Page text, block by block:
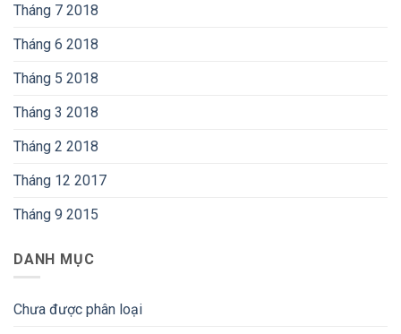
Tháng 7 2018
Tháng 6 2018
Tháng 5 2018
Tháng 3 2018
Tháng 2 2018
Tháng 12 2017
Tháng 9 2015
DANH MỤC
Chưa được phân loại